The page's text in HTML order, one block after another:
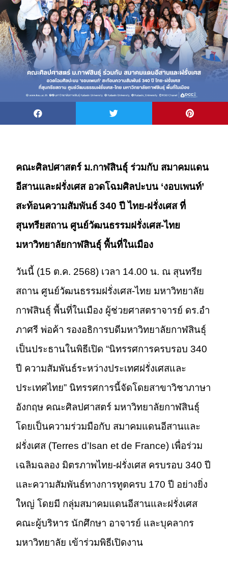
คณะศิลปศาสตร์ ม.กาฬสินธุ์ ร่วมกับ สมาคมแดน
อีสานและฝรั่งเศส อวดโฉมศิลปะบน ‘งอบเพนท์’
สะท้อนความสัมพันธ์ 340 ปี ไทย-ฝรั่งเศส ที่
สุนทรียสถาน ศูนย์วัฒนธรรมฝรั่งเศส-ไทย
มหาวิทยาลัยกาฬสินธุ์ พื้นที่ในเมือง
วันนี้ (15 ต.ค. 2568) เวลา 14.00 น. ณ สุนทรีย
สถาน ศูนย์วัฒนธรรมฝรั่งเศส-ไทย มหาวิทยาลัย
กาฬสินธุ์ พื้นที่ในเมือง ผู้ช่วยศาสตราจารย์ ดร.อำ
ภาศรี พ่อค้า รองอธิการบดีมหาวิทยาลัยกาฬสินธุ์
เป็นประธานในพิธีเปิด “นิทรรศการครบรอบ 340
ปี ความสัมพันธ์ระหว่างประเทศฝรั่งเศสและ
ประเทศไทย” นิทรรศการนี้จัดโดยสาขาวิชาภาษา
อังกฤษ คณะศิลปศาสตร์ มหาวิทยาลัยกาฬสินธุ์
โดยเป็นความร่วมมือกับ สมาคมแดนอีสานและ
ฝรั่งเศส (Terres d’Isan et de France) เพื่อร่วม
เฉลิมฉลอง มิตรภาพไทย-ฝรั่งเศส ครบรอบ 340 ปี
และความสัมพันธ์ทางการทูตครบ 170 ปี อย่างยิ่ง
ใหญ่ โดยมี กลุ่มสมาคมแดนอีสานและฝรั่งเศส
คณะผู้บริหาร นักศึกษา อาจารย์ และบุคลากร
มหาวิทยาลัย เข้าร่วมพิธีเปิดงาน